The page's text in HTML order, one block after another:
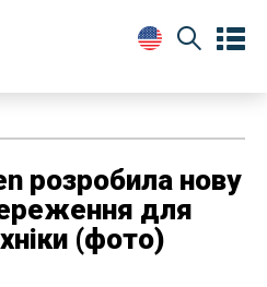
розробила нову
для
(фото)